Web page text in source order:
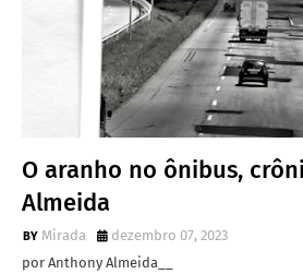
O aranho no ônibus,
Almeida
Mirada
dezembro 07, 2023
por Anthony Almeida__